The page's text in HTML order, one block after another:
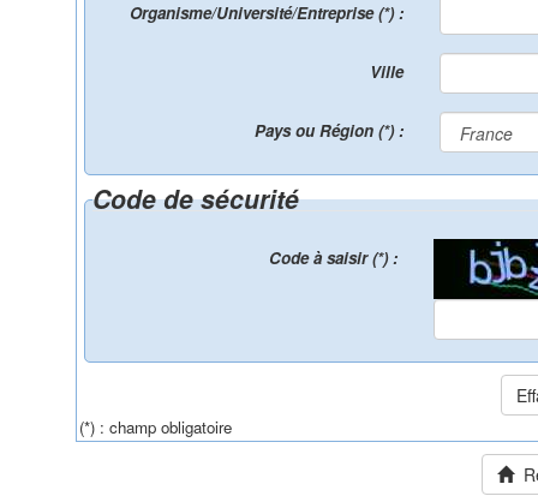
Organisme/Université/Entreprise (*) :
Ville
Pays ou Région (*) :
Code de sécurité
Code à saisir (*) :
(*) : champ obligatoire